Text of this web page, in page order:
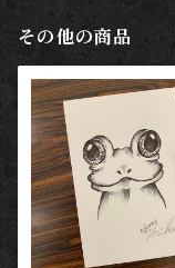
その他の商品